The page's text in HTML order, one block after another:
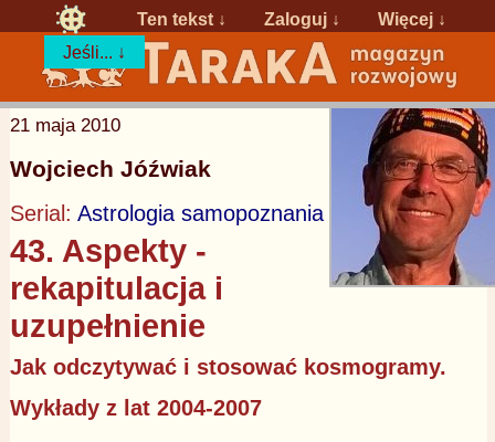
Ten tekst ↓ Zaloguj ↓
Więcej ↓
Jeśli... ↓
21 maja 2010
Wojciech Jóźwiak
Serial: Astrologia samopoznania
43. Aspekty -
rekapitulacja i
uzupełnienie
Jak odczytywać i stosować kosmogramy.
Wykłady z lat 2004-2007